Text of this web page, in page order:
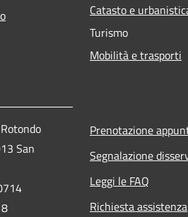
Catasto e
Turismo
Mobilità e trasporti
San
Prenotazione
Segnalazione
Leggi le FAQ
Richiesta assistenza